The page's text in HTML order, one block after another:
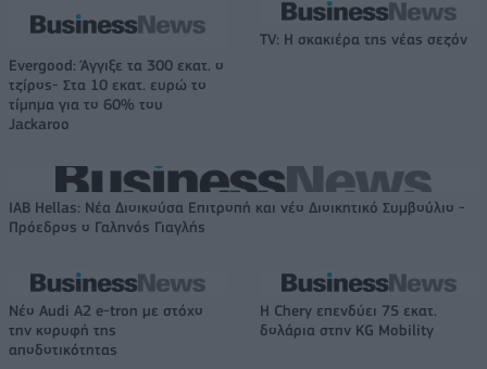
Evergood: Άγγιξε τα 300 εκατ. ο
τζίρος- Στα 10 εκατ. ευρώ το
τίμημα για το 60% του
Jackaroo
TV: Η σκακιέρα της νέας σεζόν
IAB Hellas: Νέα Διοικούσα Επιτροπή και νέο Διοικητικό Συμβούλιο -
Πρόεδρος ο Γαληνός Γιαγλής
Νέο Audi A2 e-tron με στόχο
την κορυφή της
αποδοτικότητας
Η Chery επενδύει 75 εκατ.
δολάρια στην KG Mobility